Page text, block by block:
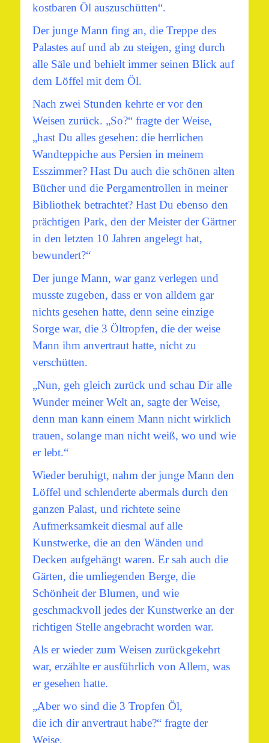
kostbaren Öl auszuschütten“.
Der junge Mann fing an, die Treppe des
Palastes auf und ab zu steigen, ging durch
alle Säle und behielt immer seinen Blick auf
dem Löffel mit dem Öl.
Nach zwei Stunden kehrte er vor den
Weisen zurück. „So?“ fragte der Weise,
„hast Du alles gesehen: die herrlichen
Wandteppiche aus Persien in meinem
Esszimmer? Hast Du auch die schönen alten
Bücher und die Pergamentrollen in meiner
Bibliothek betrachtet? Hast Du ebenso den
prächtigen Park, den der Meister der Gärtner
in den letzten 10 Jahren angelegt hat,
bewundert?“
Der junge Mann, war ganz verlegen und
musste zugeben, dass er von alldem gar
nichts gesehen hatte, denn seine einzige
Sorge war, die 3 Öltropfen, die der weise
Mann ihm anvertraut hatte, nicht zu
verschütten.
„Nun, geh gleich zurück und schau Dir alle
Wunder meiner Welt an, sagte der Weise,
denn man kann einem Mann nicht wirklich
trauen, solange man nicht weiß, wo und wie
er lebt.“
Wieder beruhigt, nahm der junge Mann den
Löffel und schlenderte abermals durch den
ganzen Palast, und richtete seine
Aufmerksamkeit diesmal auf alle
Kunstwerke, die an den Wänden und
Decken aufgehängt waren. Er sah auch die
Gärten, die umliegenden Berge, die
Schönheit der Blumen, und wie
geschmackvoll jedes der Kunstwerke an der
richtigen Stelle angebracht worden war.
Als er wieder zum Weisen zurückgekehrt
war, erzählte er ausführlich von Allem, was
er gesehen hatte.
„Aber wo sind die 3 Tropfen Öl,
die ich dir anvertraut habe?“ fragte der
Weise.